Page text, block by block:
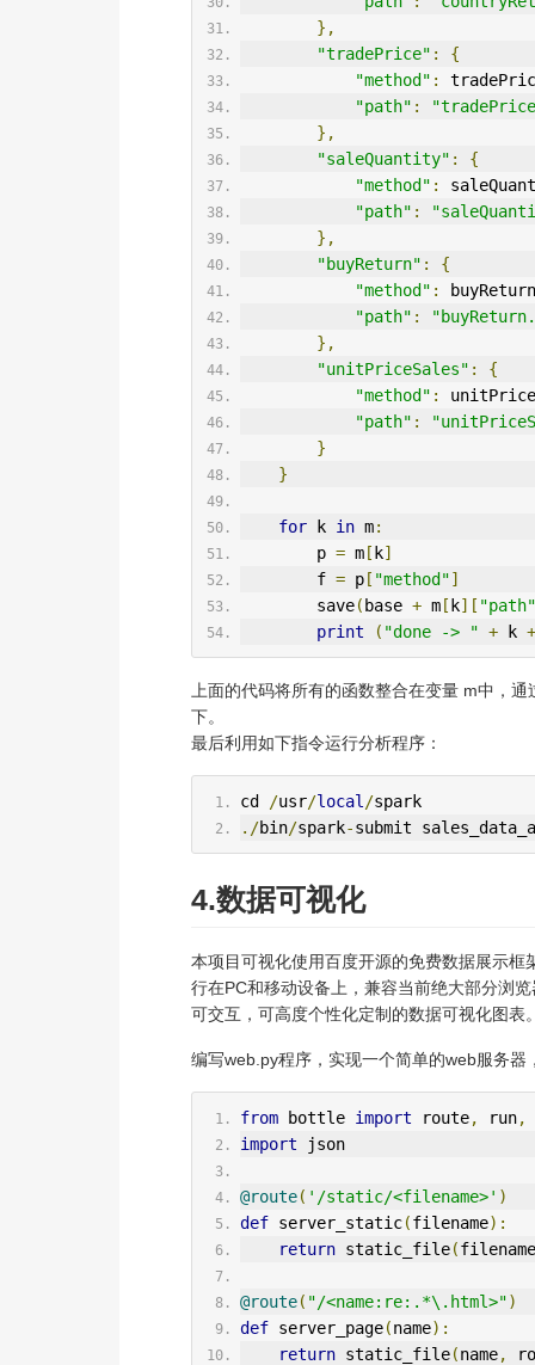
},
"tradePrice" :
{
"method" :
"path" :
},
"saleQuantity" :
{
"method" :
"path" :
},
"buyReturn" :
{
"method" :
buyReturn
"path" :
},
"unitPriceSales" :
{
"method" :
"path" :
}
}
for k in m:
        p
= m[ k]
        f
= p[ "method"]
        save
( base + m[ k][ "path"
print
( "done -> " + k +
上面的代码将所有的函数整合在变量 m中，
下。
最后利用如下指令运行分析程序：
cd /usr/local /spark
./bin/spark-submit
4.数据可视化
本项目可视化使用百度开源的免费数据展示
行在PC和移动设备上，兼容当前绝大部分浏
可交互，可高度个性化定制的数据可视化图表
编写web.py程序，实现一个简单的web服务器
from bottle import route, run,
import json
@route( '/static/<filename>' )
def server_static(filename):
return static_file(filename
@route( "/<name:re:.*\.html>")
def server_page(name):
return static_file(name,